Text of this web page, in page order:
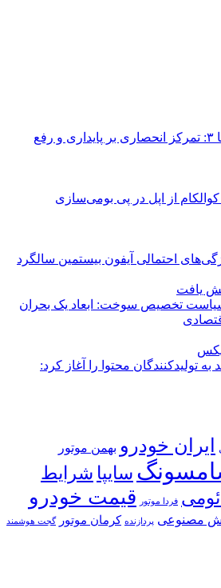
اندروید ۱۵ QPR1 بتا ۳: تمرکز انحصاری بر پایداری و رفع
از اپل در پی بومی‌سازی
احتمالی آیفون بیستمین سالگرد
سیاست تخصیص سوخت: ابعاد یک بحران
تولیدکنندگان محتوا را آغاز کرد:
ایران خودرو بهمن موتور
سایپا شرایط
فردا موتور قیمت خودرو
مصنوعی پردازنده کرمان موتور گجت هوشمند